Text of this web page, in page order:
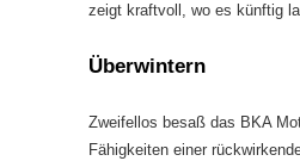
zeigt kraftvoll, wo es künftig
Überwintern
Zweifellos besaß das BKA
Fähigkeiten einer